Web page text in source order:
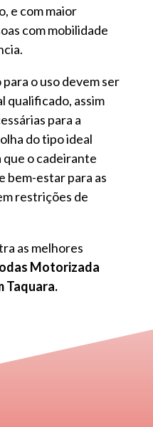
e com maior
com mobilidade
o uso devem ser
qualificado, assim
para a
do tipo ideal
que o cadeirante
bem-estar para as
restrições de
as melhores
Motorizada
Taquara.